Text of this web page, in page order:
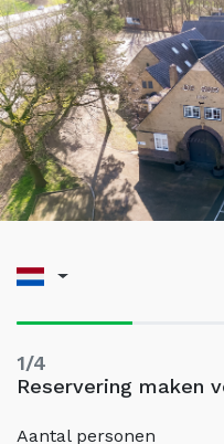
1/4
Reservering maken
Aantal personen